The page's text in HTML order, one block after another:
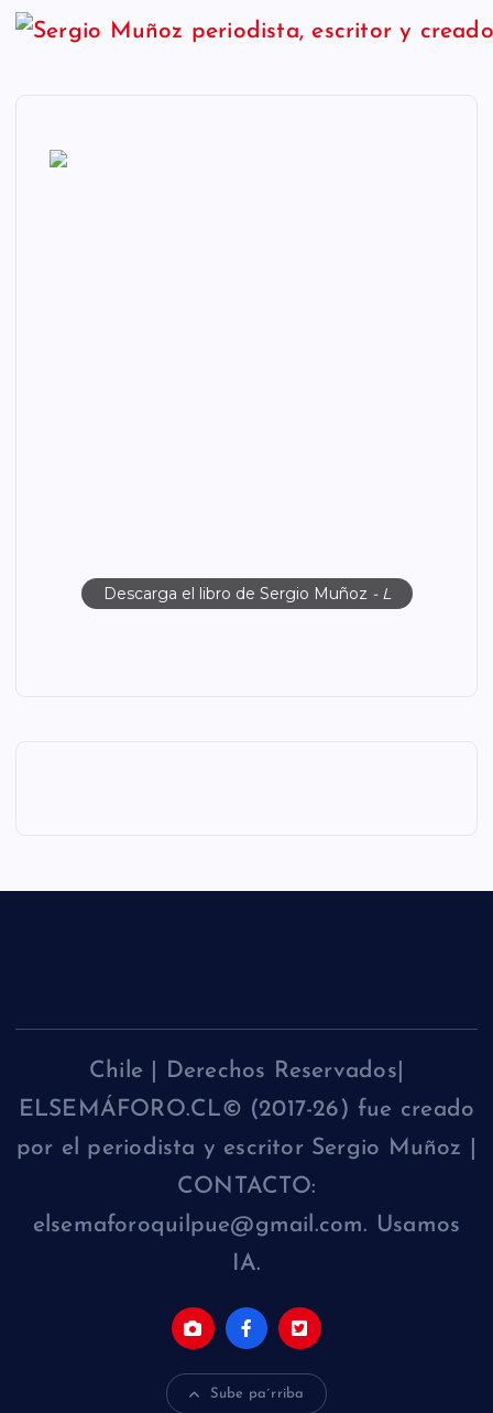
Descarga el libro de Sergio Muñoz - L
Chile | Derechos Reservados|
ELSEMÁFORO.CL© (2017-26) fue creado
por el periodista y escritor Sergio Muñoz |
CONTACTO:
elsemaforoquilpue@gmail.com. Usamos
IA.
Sube pa´rriba